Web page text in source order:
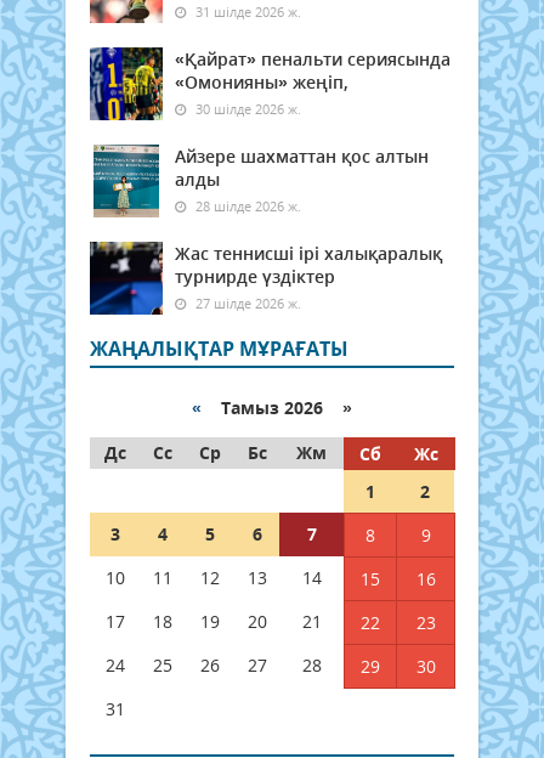
31 шілде 2026 ж.
«Қайрат» пенальти сериясында
«Омонияны» жеңіп,
30 шілде 2026 ж.
Айзере шахматтан қос алтын
алды
28 шілде 2026 ж.
Жас теннисші ірі халықаралық
турнирде үздіктер
27 шілде 2026 ж.
ЖАҢАЛЫҚТАР МҰРАҒАТЫ
« Тамыз 2026 »
Дс
Сс Ср Бс Жм Сб
Жс
1
2
3
4 5 6 7 8
9
10
11 12 13 14 15
16
17
18 19 20 21 22
23
24
25 26 27 28 29
30
31